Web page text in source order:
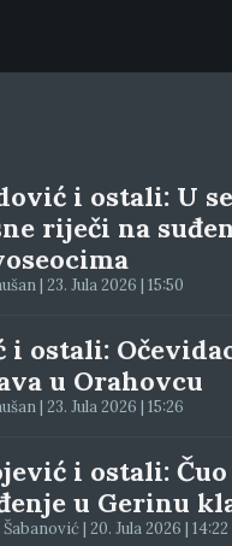
i ostali: U
riječi na
| 23. Jula 2026 | 15:50
i ostali:
u Orahovcu
| 23. Jula 2026 | 15:26
i ostali: Čuo
u Gerinu
| 20. Jula 2026 | 14:22